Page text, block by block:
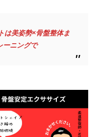
は美姿勢×骨盤整体ま
ーニングで